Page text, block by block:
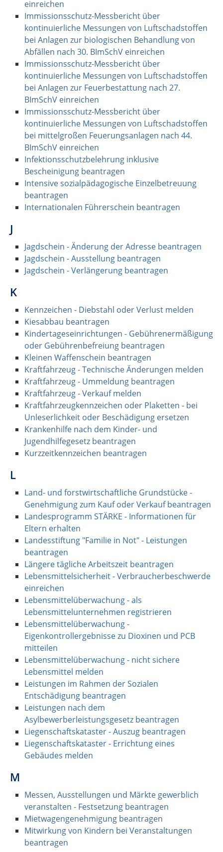
einreichen
Immissionsschutz-Messbericht über
kontinuierliche Messungen von Luftschadstoffen
bei Anlagen zur biologischen Behandlung von
Abfällen nach 30. BImSchV einreichen
Immissionsschutz-Messbericht über
kontinuierliche Messungen von Luftschadstoffen
bei Anlagen zur Feuerbestattung nach 27.
BImSchV einreichen
Immissionsschutz-Messbericht über
kontinuierliche Messungen von Luftschadstoffen
bei mittelgroßen Feuerungsanlagen nach 44.
BImSchV einreichen
Infektionsschutzbelehrung inklusive
Bescheinigung beantragen
Intensive sozialpädagogische Einzelbetreuung
beantragen
Internationalen Führerschein beantragen
J
Jagdschein - Änderung der Adresse beantragen
Jagdschein - Ausstellung beantragen
Jagdschein - Verlängerung beantragen
K
Kennzeichen - Diebstahl oder Verlust melden
Kiesabbau beantragen
Kindertageseinrichtungen - Gebührenermäßigung
oder Gebührenbefreiung beantragen
Kleinen Waffenschein beantragen
Kraftfahrzeug - Technische Änderungen melden
Kraftfahrzeug - Ummeldung beantragen
Kraftfahrzeug - Verkauf melden
Kraftfahrzeugkennzeichen oder Plaketten - bei
Unleserlichkeit oder Beschädigung ersetzen
Krankenhilfe nach dem Kinder- und
Jugendhilfegesetz beantragen
Kurzzeitkennzeichen beantragen
L
Land- und forstwirtschaftliche Grundstücke -
Genehmigung zum Kauf oder Verkauf beantragen
Landesprogramm STÄRKE - Informationen für
Eltern erhalten
Landesstiftung "Familie in Not" - Leistungen
beantragen
Längere tägliche Arbeitszeit beantragen
Lebensmittelsicherheit - Verbraucherbeschwerde
einreichen
Lebensmittelüberwachung - als
Lebensmittelunternehmen registrieren
Lebensmittelüberwachung -
Eigenkontrollergebnisse zu Dioxinen und PCB
mitteilen
Lebensmittelüberwachung - nicht sichere
Lebensmittel melden
Leistungen im Rahmen der Sozialen
Entschädigung beantragen
Leistungen nach dem
Asylbewerberleistungsgesetz beantragen
Liegenschaftskataster - Auszug beantragen
Liegenschaftskataster - Errichtung eines
Gebäudes melden
M
Messen, Ausstellungen und Märkte gewerblich
veranstalten - Festsetzung beantragen
Mietwagengenehmigung beantragen
Mitwirkung von Kindern bei Veranstaltungen
beantragen